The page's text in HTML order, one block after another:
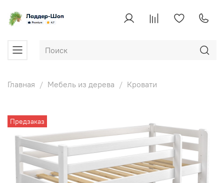
Главная Мебель из дерева Кровати
Предзаказ